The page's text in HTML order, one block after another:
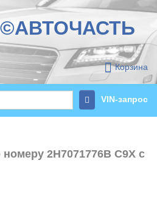
©АВТОЧАСТЬ
Корзина
VIN-запрос
2H7071776B C9X с